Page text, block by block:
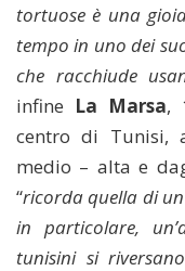
tortuose è una
tempo in uno dei
che racchiude
infine La Marsa,
centro di Tunisi,
medio – alta e
“ricorda quella di
in particolare,
tunisini si